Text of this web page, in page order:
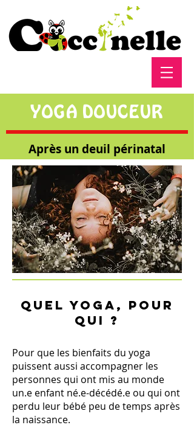
YOGA DOUCEUR
Après un deuil périnatal
QUEL YOGA, POUR
QUI ?
Pour que les bienfaits du yoga
puissent aussi accompagner les
personnes qui ont mis au monde
un.e enfant né.e-décédé.e ou qui ont
perdu leur bébé peu de temps après
la naissance.